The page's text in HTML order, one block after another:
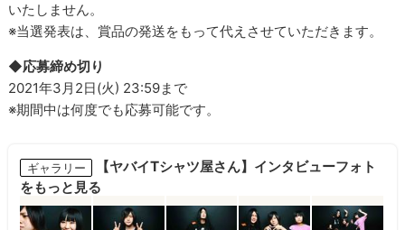
いたしません。
※当選発表は、賞品の発送をもって代えさせていただきます。
◆応募締め切り
2021年3月2日(火) 23:59まで
※期間中は何度でも応募可能です。
ギャラリー
【ヤバイTシャツ屋さん】インタビューフォト
をもっと見る